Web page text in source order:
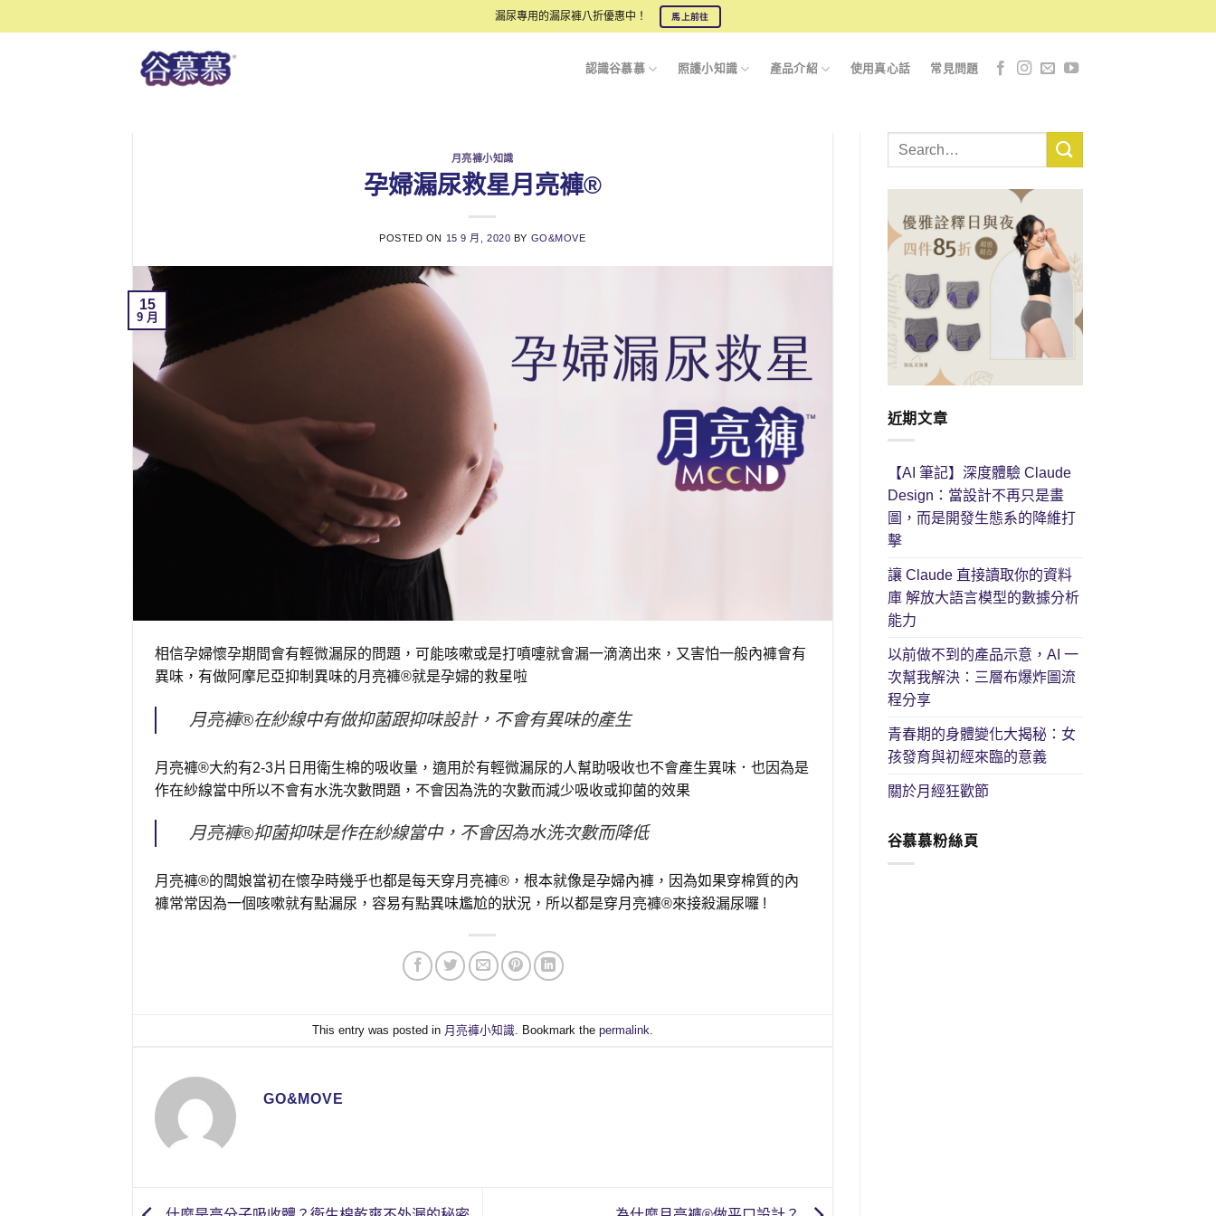
to
漏尿專用的漏尿褲八折優惠中！ 馬上前往
認識谷慕慕 照護小知識 產品介紹 使用真心話 常見問題
月亮褲小知識
孕婦漏尿救星月亮褲®
POSTED ON 15 9 月, 2020 BY GO&MOVE
15
9 月
相信孕婦懷孕期間會有輕微漏尿的問題，可能咳嗽或是打噴嚏就會漏一滴滴出來，又害怕一般內褲會有
異味，有做阿摩尼亞抑制異味的月亮褲®就是孕婦的救星啦
月亮褲®在紗線中有做抑菌跟抑味設計，不會有異味的產生
月亮褲®大約有2-3片日用衛生棉的吸收量，適用於有輕微漏尿的人幫助吸收也不會產生異味．也因為是
作在紗線當中所以不會有水洗次數問題，不會因為洗的次數而減少吸收或抑菌的效果
月亮褲®抑菌抑味是作在紗線當中，不會因為水洗次數而降低
月亮褲®的闆娘當初在懷孕時幾乎也都是每天穿月亮褲®，根本就像是孕婦內褲，因為如果穿棉質的內
褲常常因為一個咳嗽就有點漏尿，容易有點異味尷尬的狀況，所以都是穿月亮褲®來接殺漏尿囉 !
This entry was posted in 月亮褲小知識 . Bookmark the permalink
GO&MOVE
近期文章
【AI 筆記】深度體驗 Claude
Design：當設計不再只是畫
圖，而是開發生態系的降維打
擊
讓 Claude 直接讀取你的資料
庫 解放大語言模型的數據分析
能力
以前做不到的產品示意，AI 一
次幫我解決：三層布爆炸圖流
程分享
青春期的身體變化大揭秘：女
孩發育與初經來臨的意義
關於月經狂歡節
谷慕慕粉絲頁